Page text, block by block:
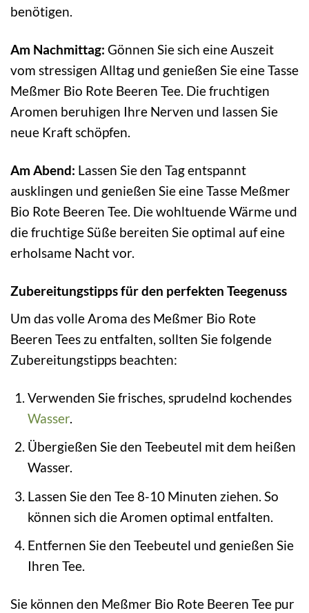
benötigen.
Am Nachmittag: Gönnen Sie sich eine Auszeit
vom stressigen Alltag und genießen Sie eine Tasse
Meßmer Bio Rote Beeren Tee. Die fruchtigen
Aromen beruhigen Ihre Nerven und lassen Sie
neue Kraft schöpfen.
Am Abend: Lassen Sie den Tag entspannt
ausklingen und genießen Sie eine Tasse Meßmer
Bio Rote Beeren Tee. Die wohltuende Wärme und
die fruchtige Süße bereiten Sie optimal auf eine
erholsame Nacht vor.
Zubereitungstipps für den perfekten Teegenuss
Um das volle Aroma des Meßmer Bio Rote
Beeren Tees zu entfalten, sollten Sie folgende
Zubereitungstipps beachten:
Verwenden Sie frisches, sprudelnd kochendes
Wasser.
Übergießen Sie den Teebeutel mit dem heißen
Wasser.
Lassen Sie den Tee 8-10 Minuten ziehen. So
können sich die Aromen optimal entfalten.
Entfernen Sie den Teebeutel und genießen Sie
Ihren Tee.
Sie können den Meßmer Bio Rote Beeren Tee pur